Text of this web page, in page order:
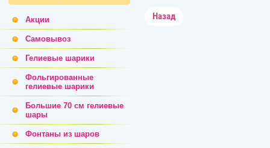
Акции
Самовывоз
Гелиевые шарики
Фольгированные
гелиевые шарики
Большие 70 см гелиевые
шары
Фонтаны из шаров
Назад